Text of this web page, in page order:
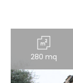
280 mq
Totale
mq